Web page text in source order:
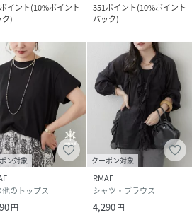
ポイント(10%ポイント
ク)
351ポイント(10%ポイント
バック)
ン対象
他のトップス
円
クーポン対象
RMAF
シャツ・ブラウス
4,290円